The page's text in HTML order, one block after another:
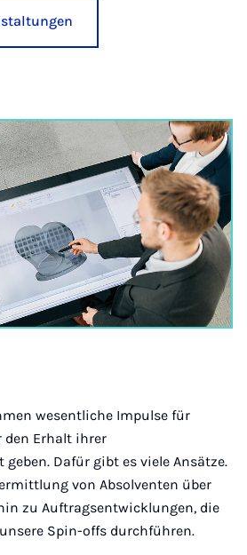
wesentliche Impulse für
Erhalt ihrer
Dafür gibt es viele Ansätze.
von Absolventen über
zu Auftragsentwicklungen, die
Spin-offs durchführen.